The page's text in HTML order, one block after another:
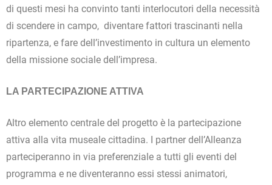
di questi mesi ha convinto tanti interlocutori della necessità
di scendere in campo, diventare fattori trascinanti nella
ripartenza, e fare dell’investimento in cultura un elemento
della missione sociale dell’impresa.
LA PARTECIPAZIONE ATTIVA
Altro elemento centrale del progetto è la partecipazione
attiva alla vita museale cittadina. I partner dell’Alleanza
parteciperanno in via preferenziale a tutti gli eventi del
programma e ne diventeranno essi stessi animatori,